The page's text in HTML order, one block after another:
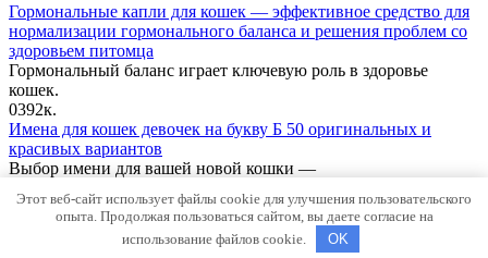
Гормональные капли для кошек — эффективное средство для
нормализации гормонального баланса и решения проблем со
здоровьем питомца
Гормональный баланс играет ключевую роль в здоровье
кошек.
0392к.
Имена для кошек девочек на букву Б 50 оригинальных и
красивых вариантов
Выбор имени для вашей новой кошки —
© 2026 Сайт о кошках. Все права защищены, при
копировании информации обязательна обратная ссылка.
Этот веб-сайт использует файлы cookie для улучшения пользовательского
опыта. Продолжая пользоваться сайтом, вы даете согласие на
использование файлов cookie.
OK